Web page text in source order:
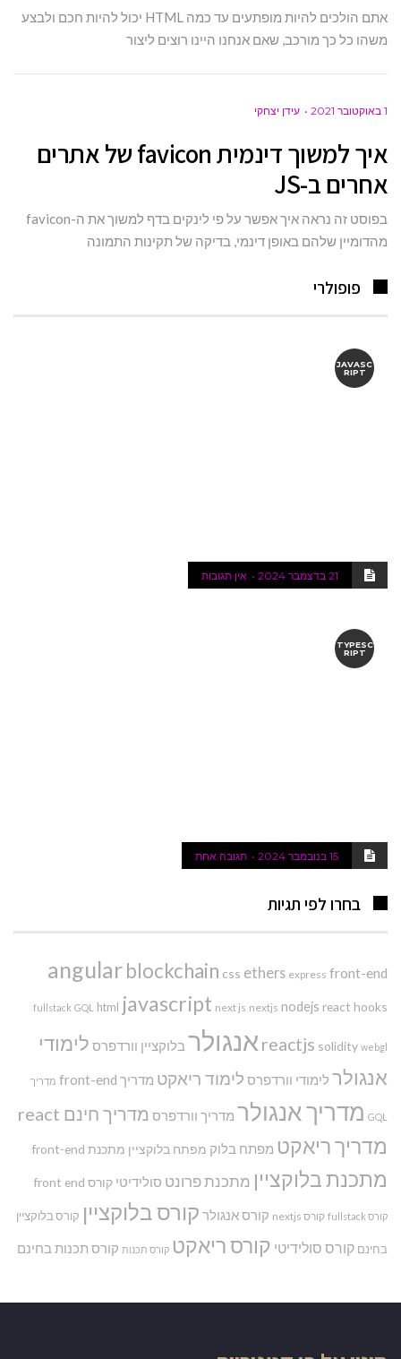
אתם הולכים להיות מופתעים עד כמה HTML יכול להיות חכם ולבצע
משהו כל כך מורכב, שאם אנחנו היינו רוצים ליצור
1 באוקטובר 2021 עידן יצחקי
איך למשוך דינמית favicon של אתרים
אחרים ב-JS
בפוסט זה נראה איך אפשר על פי לינקים בדף למשוך את ה-favicon
מהדומיין שלהם באופן דינמי, בדיקה של תקינות התמונה
פופולרי
JAVASC
RIPT
21 בדצמבר 2024 אין תגובות
TYPESC
RIPT
15 בנובמבר 2024 תגובה אחת
בחרו לפי תגיות
angularblockchain css ethers express front-end
fullstack GQL html javascript next js nextjs nodejs react hooks
reactjs solidity webgl אנגולר בלוקציין וורדפרס לימודי
אנגולר לימודי וורדפרס לימוד ריאקט מדריך front-end מדריך
GQL מדריך אנגולר מדריך וורדפרס מדריך חינם react
מדריך ריאקט מפתח בלוק מפתח בלוקציין מתכנת front-end
מתכנת בלוקציין מתכנת פרונט סולידיטי קורס front end
קורס fullstack קורס nextjs קורס אנגולר קורס בלוקציין קורס בלוקציין
בחינם קורס סולידיטי קורס ריאקט קורס תכנות קורס תכנות בחינם